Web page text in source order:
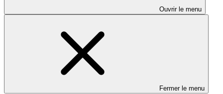
Ouvrir le menu
Fermer le menu